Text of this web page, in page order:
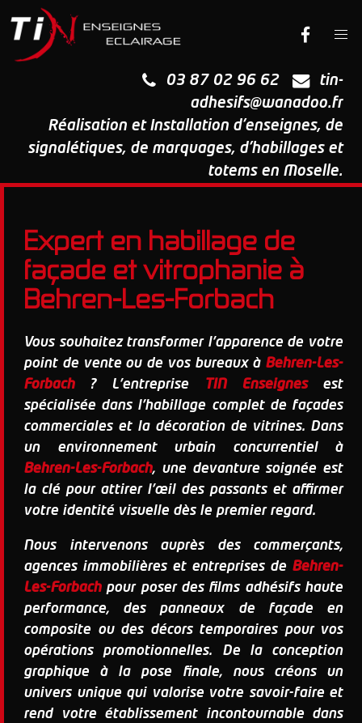
03 87 02 96 62
tin-
adhesifs@wanadoo.fr
Réalisation et Installation d'enseignes, de
signalétiques, de marquages, d'habillages et
totems en Moselle.
Expert en habillage de
façade et vitrophanie à
Behren-Les-Forbach
Vous souhaitez transformer l'apparence de votre
point de vente ou de vos bureaux à Behren-Les-
Forbach? L'entreprise TIN Enseignesest
spécialisée dans l'habillage complet de façades
commerciales et la décoration de vitrines. Dans
un environnement urbain concurrentiel à
Behren-Les-Forbach, une devanture soignée est
la clé pour attirer l'œil des passants et affirmer
votre identité visuelle dès le premier regard.
Nous intervenons auprès des commerçants,
agences immobilières et entreprises de Behren-
Les-Forbachpour poser des films adhésifs haute
performance, des panneaux de façade en
composite ou des décors temporaires pour vos
opérations promotionnelles. De la conception
graphique à la pose finale, nous créons un
univers unique qui valorise votre savoir-faire et
rend votre établissement incontournable dans